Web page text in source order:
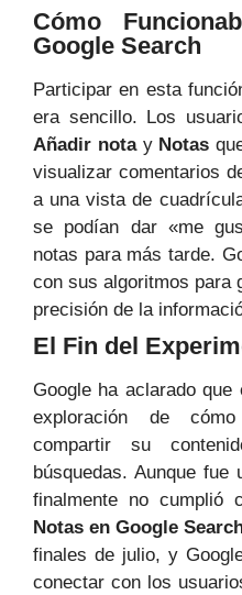
Cómo
Google Search
Participar en esta
era sencillo. Los
Añadir notay Notas
visualizar comentarios
a una vista de
se podían dar «me
notas para más tarde.
con sus algoritmos para
precisión de la
El Fin del
Google ha aclarado que
exploración de
compartir su
búsquedas. Aunque fue
finalmente no cumplió
Notas en Google
finales de julio, y
conectar con los